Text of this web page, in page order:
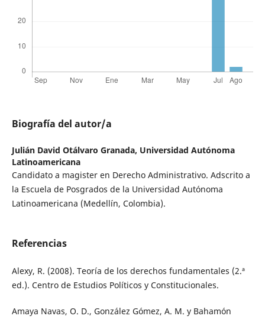
Biografía del autor/a
Julián David Otálvaro Granada, Universidad Autónoma
Latinoamericana
Candidato a magister en Derecho Administrativo. Adscrito a
la Escuela de Posgrados de la Universidad Autónoma
Latinoamericana (Medellín, Colombia).
Referencias
Alexy, R. (2008). Teoría de los derechos fundamentales (2.ª
ed.). Centro de Estudios Políticos y Constitucionales.
Amaya Navas, O. D., González Gómez, A. M. y Bahamón